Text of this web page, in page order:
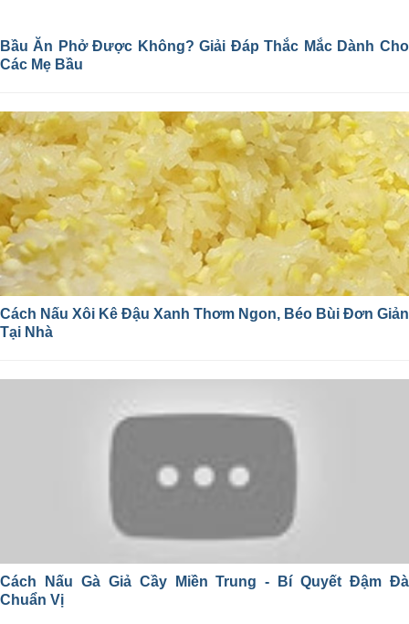
Bầu Ăn Phở Được Không? Giải Đáp Thắc Mắc Dành Cho
Các Mẹ Bầu
Cách Nấu Xôi Kê Đậu Xanh Thơm Ngon, Béo Bùi Đơn Giản
Tại Nhà
Cách Nấu Gà Giả Cầy Miền Trung - Bí Quyết Đậm Đà
Chuẩn Vị